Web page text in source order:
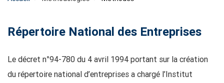
Répertoire National des Entreprises
Le décret n°94-780 du 4 avril 1994 portant sur la création
du répertoire national d’entreprises a chargé l’Institut